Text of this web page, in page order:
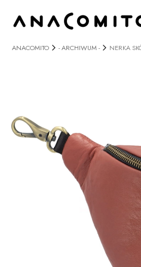
ANACOMITO - ARCHIWUM - NERKA